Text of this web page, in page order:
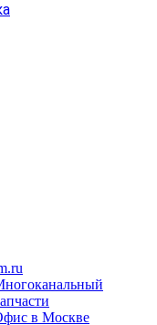
в Москве